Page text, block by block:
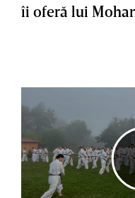
îi oferă lui